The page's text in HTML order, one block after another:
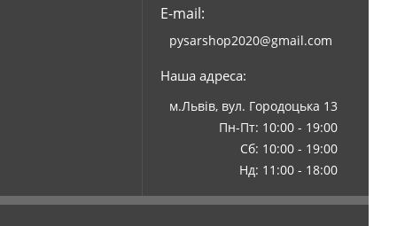
E-mail:
pysarshop2020@gmail.com
Наша адреса:
м.Львів, вул. Городоцька 13
Пн-Пт: 10:00 - 19:00
Сб: 10:00 - 19:00
Нд: 11:00 - 18:00